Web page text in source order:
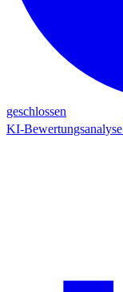
geschlossen
KI-Bewertungsanalyse